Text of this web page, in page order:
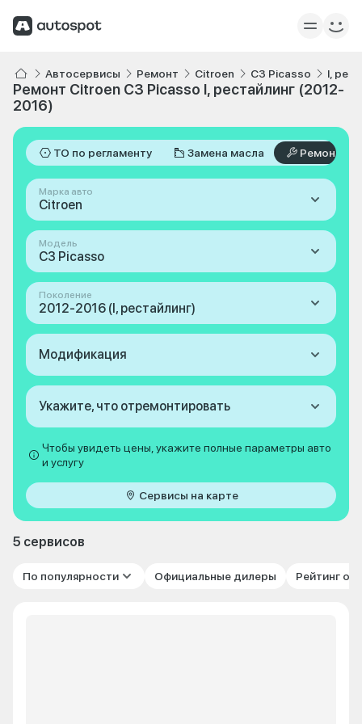
Автосервисы Ремонт Citroen C3 Picasso I,
Ремонт Citroen C3 Picasso I, рестайлинг (2012-
2016)
ТО по регламенту Замена масла Ремонт
Марка авто
Citroen
Модель
C3 Picasso
Поколение
2012-2016 (I, рестайлинг)
Модификация
Укажите, что отремонтировать
Чтобы увидеть цены, укажите полные параметры авто
и услугу
Сервисы на карте
5 сервисов
По популярности Официальные дилеры Рейтинг